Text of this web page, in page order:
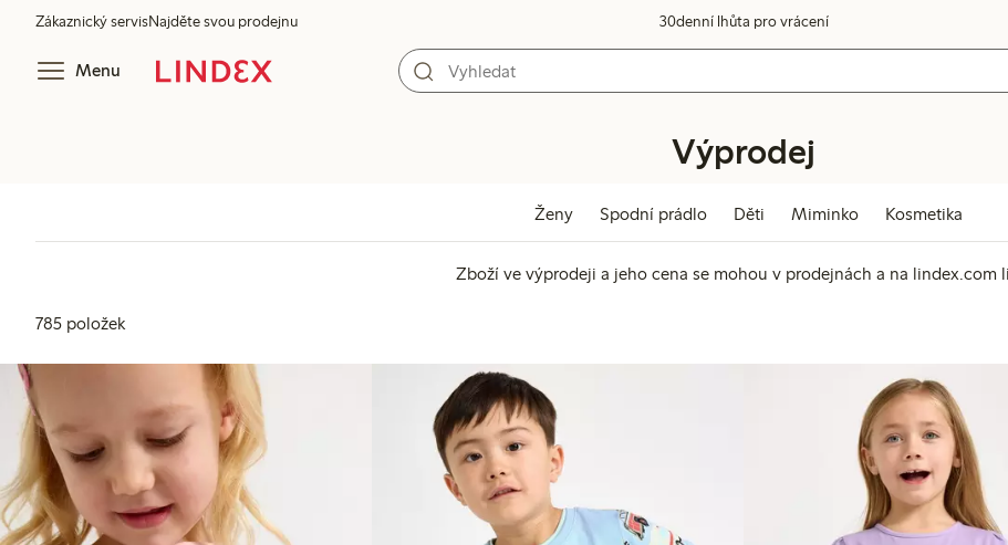
Zákaznický servisNajděte svou prodejnu 30denní lhůta pro vrácení
Menu
Výprodej
Ženy Spodní prádlo Děti Miminko Kosmetika
Zboží ve výprodeji a jeho cena se mohou v prodejnách a na lindex.com
785 položek